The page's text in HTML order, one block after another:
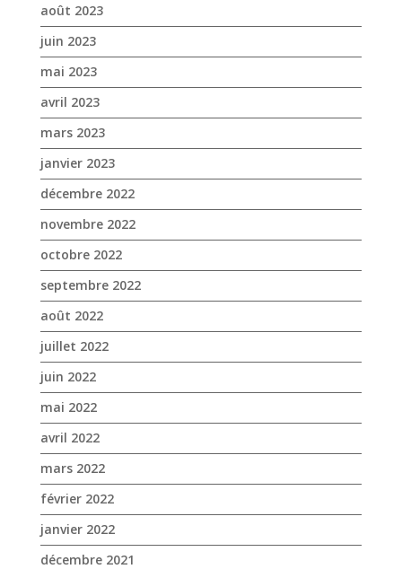
août 2023
juin 2023
mai 2023
avril 2023
mars 2023
janvier 2023
décembre 2022
novembre 2022
octobre 2022
septembre 2022
août 2022
juillet 2022
juin 2022
mai 2022
avril 2022
mars 2022
février 2022
janvier 2022
décembre 2021